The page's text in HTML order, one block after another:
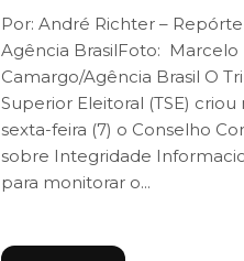
Por: André Richter –
Agência BrasilFoto: Marcelo
Camargo/Agência Brasil O
Superior Eleitoral (TSE) criou
sexta-feira (7) o Conselho
sobre Integridade
para monitorar o...